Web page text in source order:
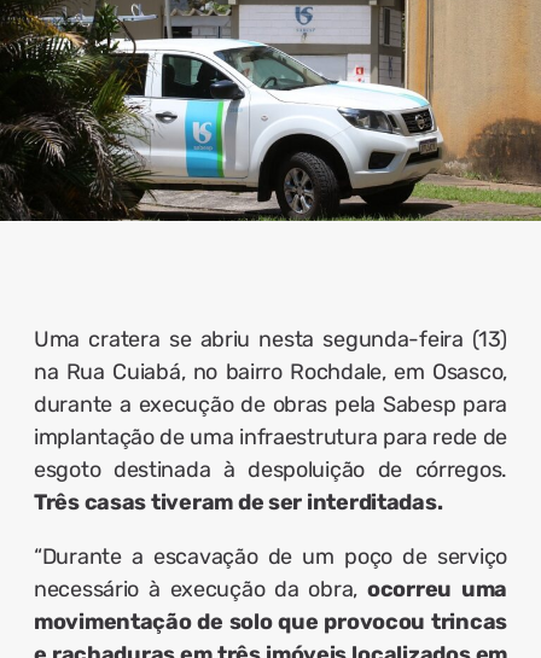
Uma cratera se abriu nesta segunda-feira (13)
na Rua Cuiabá, no bairro Rochdale, em Osasco,
durante a execução de obras pela Sabesp para
implantação de uma infraestrutura para rede de
esgoto destinada à despoluição de córregos.
Três casas tiveram de ser interditadas.
“Durante a escavação de um poço de serviço
necessário à execução da obra, ocorreu uma
movimentação de solo que provocou trincas